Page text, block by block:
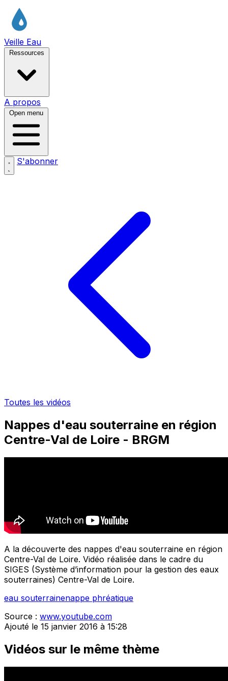
Veille Eau
Ressources
A propos
Open menu
S'abonner
Toutes les vidéos
Nappes d'eau souterraine en région
Centre-Val de Loire - BRGM
A la découverte des nappes d'eau souterraine en région
Centre-Val de Loire. Vidéo réalisée dans le cadre du
SIGES (Système d’information pour la gestion des eaux
souterraines) Centre-Val de Loire.
eau souterrainenappe phréatique
Source : www.youtube.com
Ajouté le 15 janvier 2016 à 15:28
Vidéos sur le même thème